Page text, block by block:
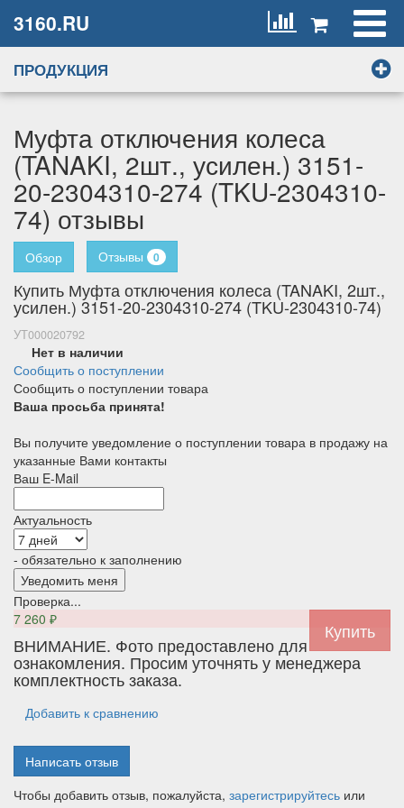
3160.RU
ПРОДУКЦИЯ
Муфта отключения колеса
(TANAKI, 2шт., усилен.) 3151-
20-2304310-274 (TKU-2304310-
74) отзывы
Обзор Отзывы 0
Купить Муфта отключения колеса (TANAKI, 2шт.,
усилен.) 3151-20-2304310-274 (TKU-2304310-74)
УТ000020792
Нет в наличии
Сообщить о поступлении
Сообщить о поступлении товара
Ваша просьба принята!
Вы получите уведомление о поступлении товара в продажу на
указанные Вами контакты
Ваш E-Mail
Актуальность
- обязательно к заполнению
Проверка...
7 260 ₽
ВНИМАНИЕ. Фото предоставлено для
ознакомления. Просим уточнять у менеджера
комплектность заказа.
Добавить к сравнению
Написать отзыв
Чтобы добавить отзыв, пожалуйста, зарегистрируйтесь или